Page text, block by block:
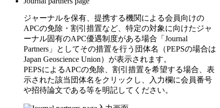
ジャーナルを保有、提携する機関による会員向けの
APCの免除・割引措置など、特定の対象に向けたジャ
ーナル固有のAPC優遇制度がある場合「Journal
Partners」としてその措置を行う団体名（PEPSの場合は
Japan Geoscience Union）が表示されます。
PEPSによるAPCの免除、割引措置を希望する場合、表
示された該当団体名をクリックし、入力欄に会員番号
や招待論文である等を明記してください。